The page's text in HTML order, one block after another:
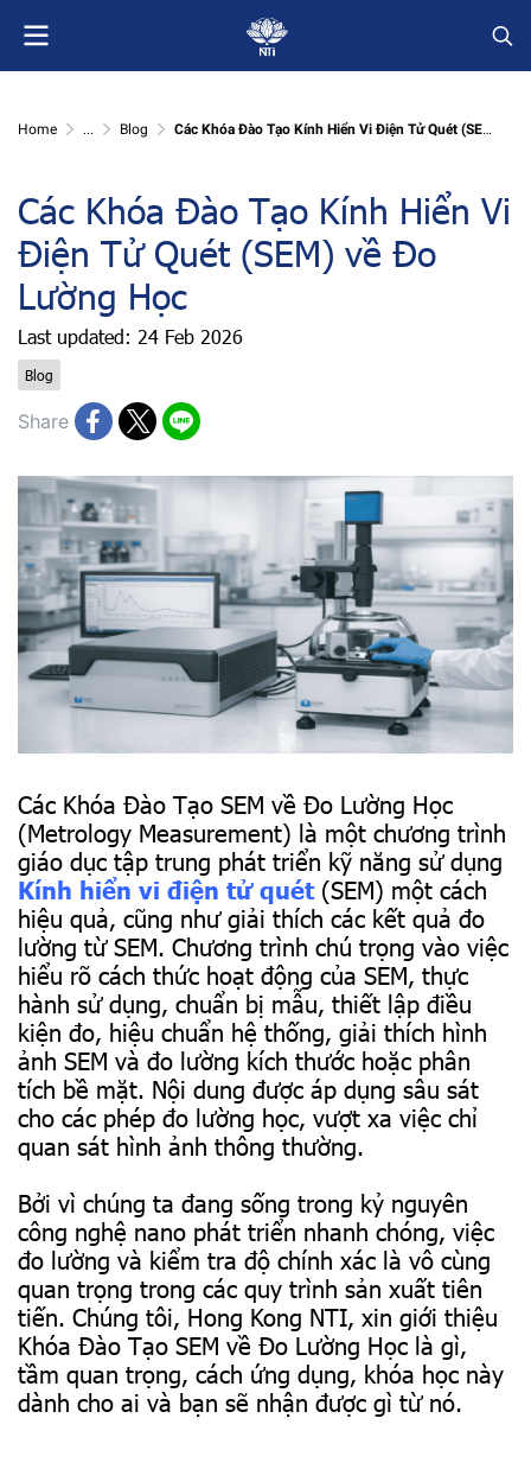
Home ... Blog Các Khóa Đào Tạo Kính Hiển Vi Điện Tử Quét (SEM) về Đo Lường Học
Các Khóa Đào Tạo Kính Hiển Vi
Điện Tử Quét (SEM) về Đo
Lường Học
Last updated: 24 Feb 2026
Blog
Share
Các Khóa Đào Tạo SEM về Đo Lường Học
(Metrology Measurement) là một chương trình
giáo dục tập trung phát triển kỹ năng sử dụng
Kính hiển vi điện tử quét(SEM) một cách
hiệu quả, cũng như giải thích các kết quả đo
lường từ SEM. Chương trình chú trọng vào việc
hiểu rõ cách thức hoạt động của SEM, thực
hành sử dụng, chuẩn bị mẫu, thiết lập điều
kiện đo, hiệu chuẩn hệ thống, giải thích hình
ảnh SEM và đo lường kích thước hoặc phân
tích bề mặt. Nội dung được áp dụng sâu sát
cho các phép đo lường học, vượt xa việc chỉ
quan sát hình ảnh thông thường.
Bởi vì chúng ta đang sống trong kỷ nguyên
công nghệ nano phát triển nhanh chóng, việc
đo lường và kiểm tra độ chính xác là vô cùng
quan trọng trong các quy trình sản xuất tiên
tiến. Chúng tôi, Hong Kong NTI, xin giới thiệu
Khóa Đào Tạo SEM về Đo Lường Học là gì,
tầm quan trọng, cách ứng dụng, khóa học này
dành cho ai và bạn sẽ nhận được gì từ nó.